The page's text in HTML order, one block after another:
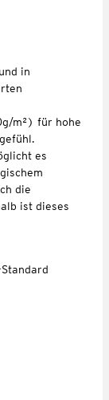
in
m²) für hohe
es
die
ist dieses